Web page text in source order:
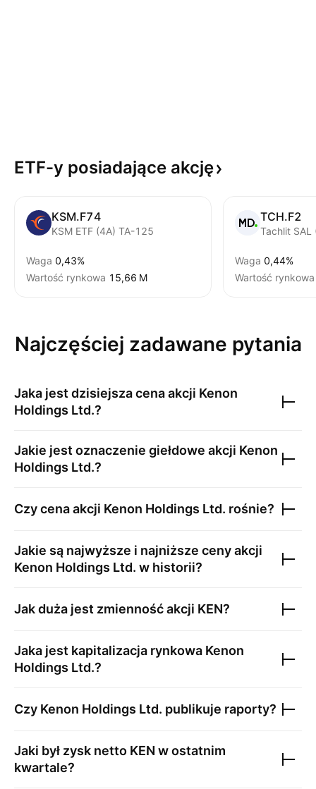
ETF-y posiadające akcję
KSM.F74
KSM ETF (4A) TA-125
Waga 0,43%
Wartość rynkowa ‪15,66 M‬
TCH.F2
Tachlit
Waga 0,44%
Wartość rynkowa
Najczęściej zadawane pytania
Jaka jest dzisiejsza cena akcji Kenon
Holdings Ltd.?
Jakie jest oznaczenie giełdowe akcji Kenon
Holdings Ltd.?
Czy cena akcji Kenon Holdings Ltd. rośnie?
Jakie są najwyższe i najniższe ceny akcji
Kenon Holdings Ltd. w historii?
Jak duża jest zmienność akcji KEN?
Jaka jest kapitalizacja rynkowa Kenon
Holdings Ltd.?
Czy Kenon Holdings Ltd. publikuje raporty?
Jaki był zysk netto KEN w ostatnim
kwartale?